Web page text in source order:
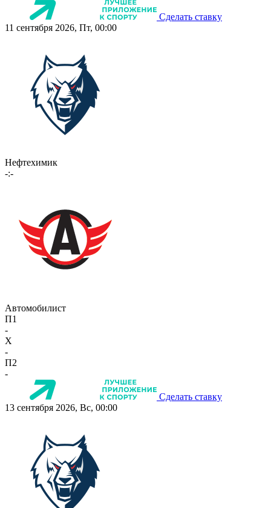
Сделать ставку
11 сентября 2026, Пт, 00:00
Нефтехимик
-:-
Автомобилист
П1
-
X
-
П2
-
Сделать ставку
13 сентября 2026, Вс, 00:00